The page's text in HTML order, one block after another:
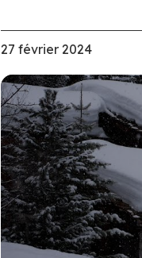
27 février 2024